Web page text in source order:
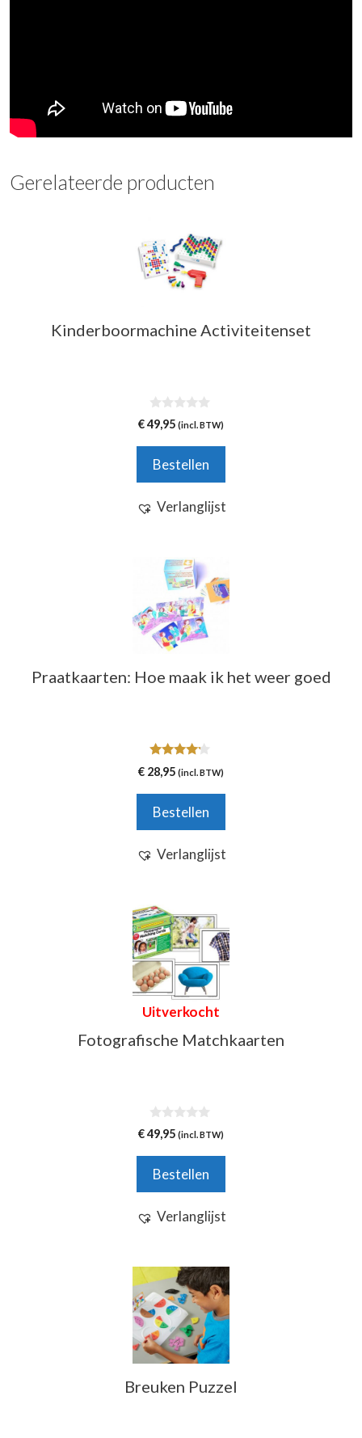
Gerelateerde producten
Kinderboormachine Activiteitenset
0
v
5
€49,95 (incl. BTW)
Bestellen
Verlanglijst
Praatkaarten: Hoe maak ik het weer goed
4.00
van 5
€ 28,95 (incl. BTW)
Bestellen
Verlanglijst
Uitverkocht
Fotografische Matchkaarten
0
v
5
€49,95 (incl. BTW)
Bestellen
Verlanglijst
Breuken Puzzel